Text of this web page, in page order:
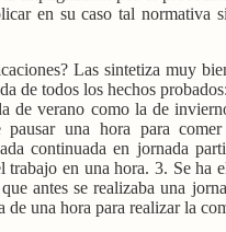
en su caso tal normativa
Las sintetiza muy
de todos los hechos
de verano como la de
una hora para
continuada en jornada
trabajo en una hora. 3. Se ha
antes se realizaba una
de una hora para realizar la